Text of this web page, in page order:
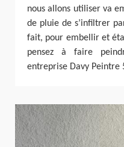
nous allons utiliser va
de pluie de s’infiltrer
fait, pour embellir et
pensez à faire
entreprise Davy Peintre